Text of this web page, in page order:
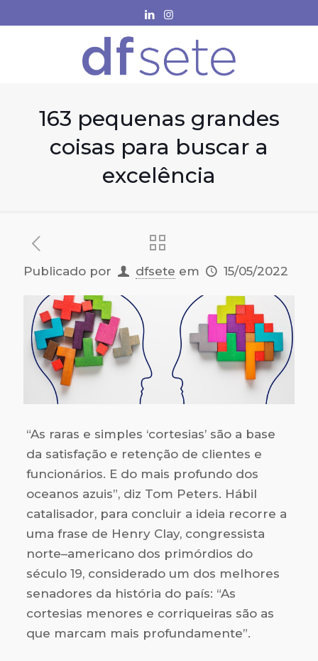
163 pequenas grandes
coisas para buscar a
excelência
Publicado por dfsete em 15/05/2022
“As raras e simples ‘cortesias’ são a base
da satisfação e retenção de clientes e
funcionários. E do mais profundo dos
ocea­nos azuis”, diz Tom Peters. Hábil
catalisador, para concluir a ideia recorre a
uma frase de Henry Clay, congressista
norte–americano dos primórdios do
século 19, considerado um dos melhores
senadores da história do país: “As
cortesias menores e corriqueiras são as
que marcam mais profundamente”.